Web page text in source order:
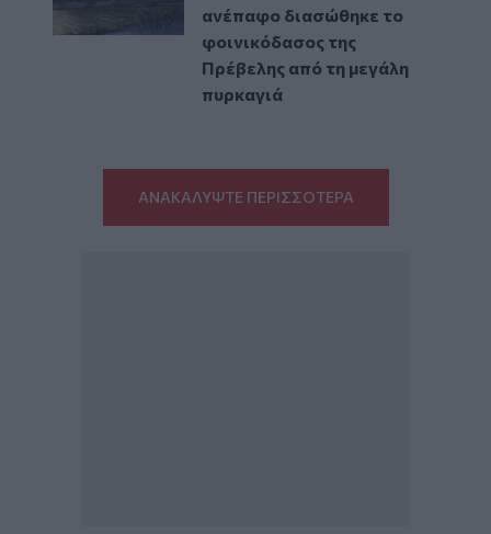
ανέπαφο διασώθηκε το
φοινικόδασος της
Πρέβελης από τη μεγάλη
πυρκαγιά
ΑΝΑΚΑΛΥΨΤΕ ΠΕΡΙΣΣΟΤΕΡΑ